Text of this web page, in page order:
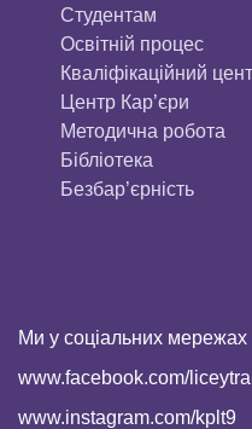
Студентам
Освітній процес
Кваліфікаційний
Центр Кар’єри
Методична робота
Бібліотека
Безбар’єрність
Ми у соціальних мережах
www.facebook.com/
www.instagram.com/kplt9